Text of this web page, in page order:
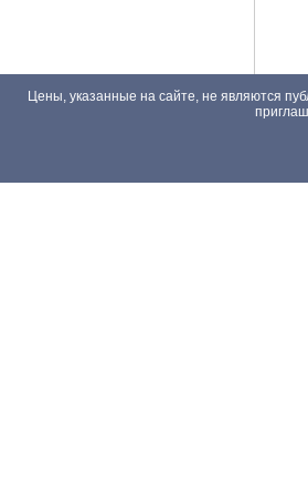
Цены, указанные на сайте, не являются